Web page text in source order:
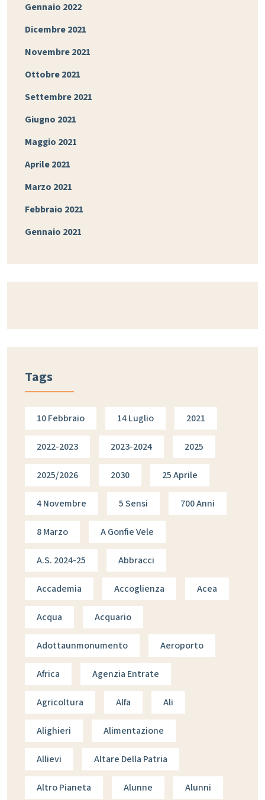
Gennaio 2022
Dicembre 2021
Novembre 2021
Ottobre 2021
Settembre 2021
Giugno 2021
Maggio 2021
Aprile 2021
Marzo 2021
Febbraio 2021
Gennaio 2021
Tags
10 Febbraio 14 Luglio 2021
2022-2023 2023-2024 2025
2025/2026 2030 25 Aprile
4 Novembre 5 Sensi 700 Anni
8 Marzo A Gonfie Vele
A.s. 2024-25 Abbracci
Accademia Accoglienza Acea
Acqua Acquario
Adottaunmonumento Aeroporto
Africa Agenzia Entrate
Agricoltura Alfa Ali
Alighieri Alimentazione
Allievi Altare Della Patria
Altro Pianeta Alunne Alunni